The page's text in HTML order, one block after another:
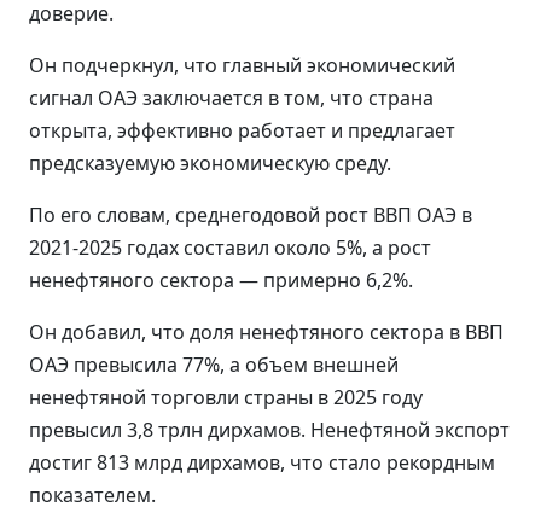
доверие.
Он подчеркнул, что главный экономический
сигнал ОАЭ заключается в том, что страна
открыта, эффективно работает и предлагает
предсказуемую экономическую среду.
По его словам, среднегодовой рост ВВП ОАЭ в
2021-2025 годах составил около 5%, а рост
ненефтяного сектора — примерно 6,2%.
Он добавил, что доля ненефтяного сектора в ВВП
ОАЭ превысила 77%, а объем внешней
ненефтяной торговли страны в 2025 году
превысил 3,8 трлн дирхамов. Ненефтяной экспорт
достиг 813 млрд дирхамов, что стало рекордным
показателем.